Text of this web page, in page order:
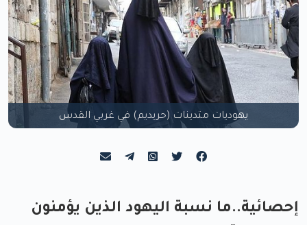
يهوديات متدينات (حريديم) في غربي القدس
إحصائية..ما نسبة اليهود الذين يؤمنون